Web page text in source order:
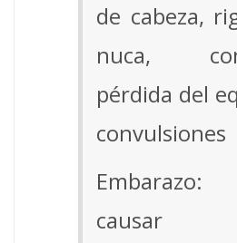
de cabeza,
nuca,
pérdida del
convulsiones
Embarazo:
causar